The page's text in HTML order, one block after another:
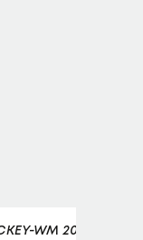
WM 2026